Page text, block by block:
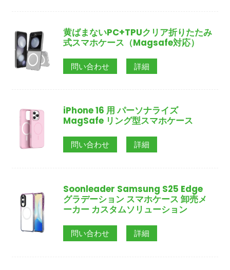
黄ばまないPC+TPUクリア折りたたみ
式スマホケース（Magsafe対応）
問い合わせ 詳細
iPhone 16 用 パーソナライズ
MagSafe リング型スマホケース
問い合わせ 詳細
Soonleader Samsung S25 Edge
グラデーション スマホケース 卸売メ
ーカー カスタムソリューション
問い合わせ 詳細